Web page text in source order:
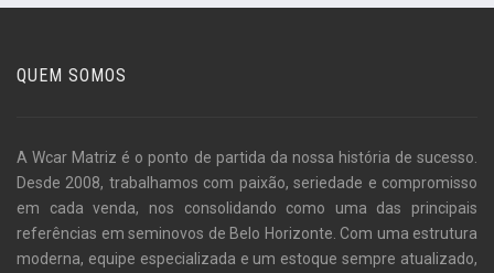
QUEM SOMOS
A Wcar Matriz é o ponto de partida da nossa história de sucesso.
Desde 2008, trabalhamos com paixão, seriedade e compromisso
em cada venda, nos consolidando como uma das principais
referências em seminovos de Belo Horizonte. Com uma estrutura
moderna, equipe especializada e um estoque sempre atualizado,